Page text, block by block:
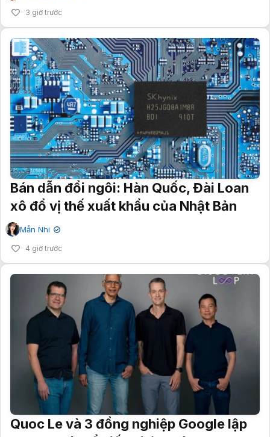
3 giờ trước
Bán dẫn đổi ngôi: Hàn Quốc, Đài Loan
xô đổ vị thế xuất khẩu của Nhật Bản
Mẫn Nhi ✔
4 giờ trước
Quoc Le và 3 đồng nghiệp Google lập